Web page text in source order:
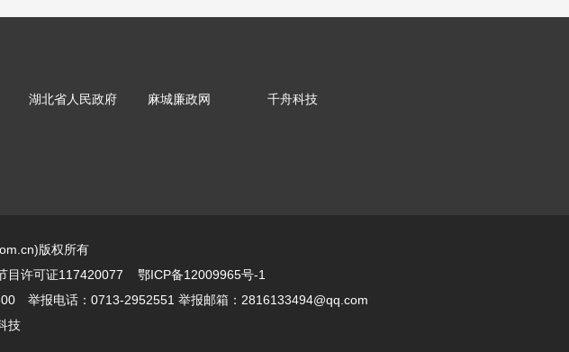
湖北省人民政府 麻城廉政网 千舟科技
版权所有
目许可证117420077
鄂ICP备12009965号-1
举报电话：0713-2952551 举报邮箱：2816133494@qq.com
技